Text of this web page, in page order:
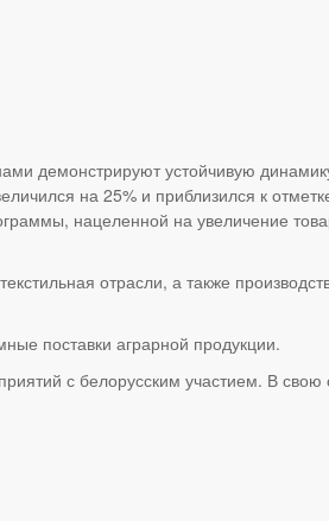
демонстрируют устойчивую
на 25% и приблизился к
нацеленной на увеличение
отрасли, а также
поставки аграрной продукции.
с белорусским участием. В свою